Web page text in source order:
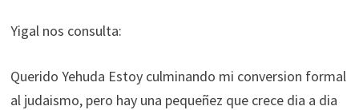
Yigal nos consulta:
Querido Yehuda Estoy culminando mi conversion formal
al judaismo, pero hay una pequeñez que crece dia a dia